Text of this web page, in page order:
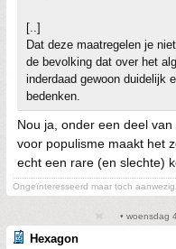
[..]
Dat deze maatregelen je
de bevolking dat over het
inderdaad gewoon duidelijk
bedenken.
Nou ja, onder een deel
voor populisme maakt het
echt een rare (en slechte)
Ongeïnteresseerd maar toch aanwezig.
• woensdag
Hexagon